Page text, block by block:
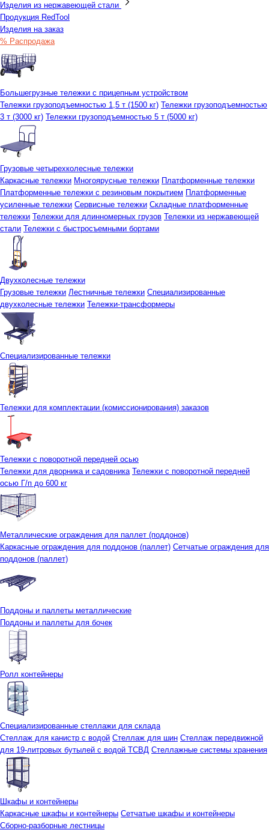
Изделия из нержавеющей стали
Продукция RedTool
Изделия на заказ
% Распродажа
Большегрузные тележки с прицепным устройством
Тележки грузоподъемностью 1,5 т (1500 кг) Тележки грузоподъемностью
3 т (3000 кг) Тележки грузоподъемностью 5 т (5000 кг)
Грузовые четырехколесные тележки
Каркасные тележки Многоярусные тележки Платформенные тележки
Платформенные тележки с резиновым покрытием Платформенные
усиленные тележки Сервисные тележки Складные платформенные
тележки Тележки для длинномерных грузов Тележки из нержавеющей
стали Тележки с быстросъемными бортами
Двухколесные тележки
Грузовые тележки Лестничные тележки Специализированные
двухколесные тележки Тележки-трансформеры
Специализированные тележки
Тележки для комплектации (комиссионирования) заказов
Тележки с поворотной передней осью
Тележки для дворника и садовника Тележки с поворотной передней
осью Г/п до 600 кг
Металлические ограждения для паллет (поддонов)
Каркасные ограждения для поддонов (паллет) Сетчатые ограждения для
поддонов (паллет)
Поддоны и паллеты металлические
Поддоны и паллеты для бочек
Ролл контейнеры
Специализированные стеллажи для склада
Стеллаж для канистр с водой Стеллаж для шин Стеллаж передвижной
для 19-литровых бутылей с водой ТСВД Стеллажные системы хранения
Шкафы и контейнеры
Каркасные шкафы и контейнеры Сетчатые шкафы и контейнеры
Сборно-разборные лестницы